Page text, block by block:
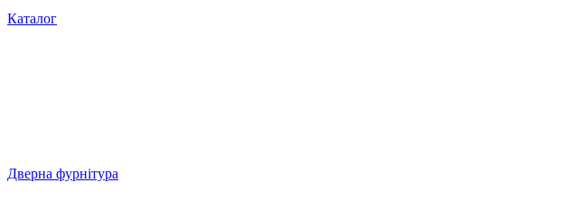
Каталог
Дверна фурнітура